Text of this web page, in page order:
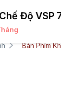
Sản
Độ
Bàn Phím